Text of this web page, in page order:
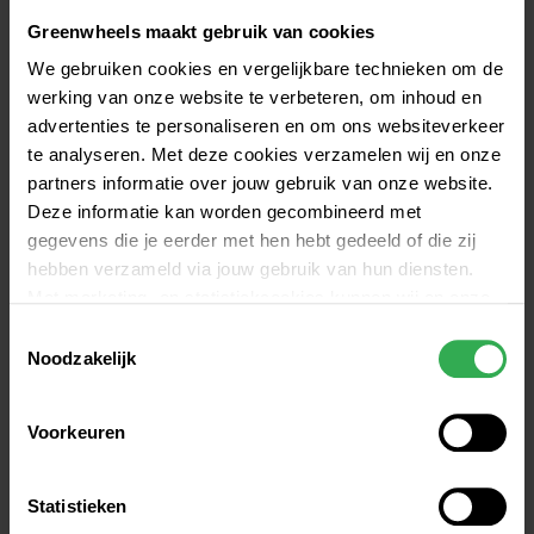
Greenwheels maakt gebruik van cookies
We gebruiken cookies en vergelijkbare technieken om de
werking van onze website te verbeteren, om inhoud en
advertenties te personaliseren en om ons websiteverkeer
te analyseren. Met deze cookies verzamelen wij en onze
partners informatie over jouw gebruik van onze website.
Deze informatie kan worden gecombineerd met
gegevens die je eerder met hen hebt gedeeld of die zij
hebben verzameld via jouw gebruik van hun diensten.
onze website aan de hand van unieke identificatoren,
zoals je IP-adres. Hiermee stellen we een profiel op om
advertenties beter af te stemmen op jouw voorkeuren.
Op onze cookiebeleidspagina, die je kunt vinden via het
menu onderaan iedere pagina, kun je jouw toestemming
Noodzakelijk
Voorkeuren
Statistieken
parkeerplek voor je deur hoef jij niets te
betalen!
De keuze voor autodelen is duurzaam. Doordat
meerdere Amsterdamse bestuurders een auto
delen en daardoor een privéauto niet
aanschaffen of wegdoen, haalt iedere
Greenwheels-deelauto maar liefst 14 privéauto's
van de Amsterdamse straten!
Amsterdam